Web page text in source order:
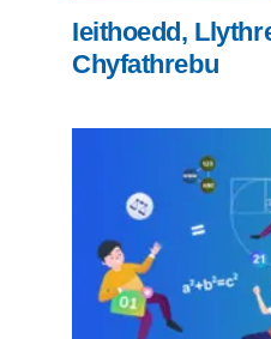
Ieithoedd,
Chyfathrebu